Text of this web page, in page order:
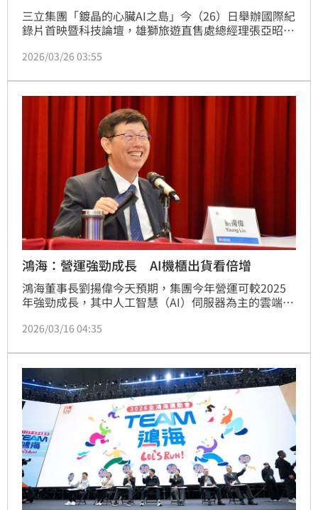
三立集團「鍍晶的心臟AI之島」今（26）日舉辦國際紀
錄片首映暨科技論壇，雄獅旅遊直售處總經理張亞昭指
行社員工數2700人，每年服務400多萬客人。2019年
收都沒有，走過疫情後，2024年後恢復9成，到了去
年，雄獅又重新站回300億，EPS到達17.49，成長了五
倍，這是數位轉型帶給雄獅的資源。
2026/03/26 03:55
鴻海：營運強勁成長 AI機櫃出貨看倍增
鴻海董事長劉揚偉今天預期，集團今年營運可較2025
年強勁成長，其中人工智慧（AI）伺服器為主的雲端網
1季AI機櫃出貨大幅季增高雙位數百分比。
2026/03/16 04:35